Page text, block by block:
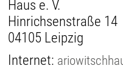
Haus e. V.
Hinrichsenstraße 14
04105 Leipzig
Internet: